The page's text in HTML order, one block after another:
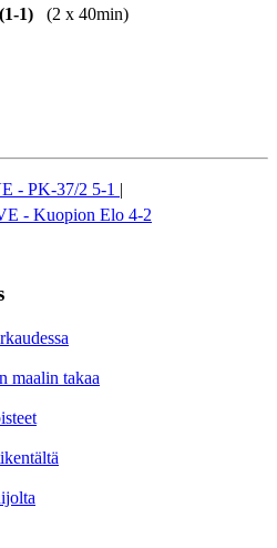
1) (2 x 40min)
- PK-37/2 5-1 |
- Kuopion Elo 4-2
maalin takaa